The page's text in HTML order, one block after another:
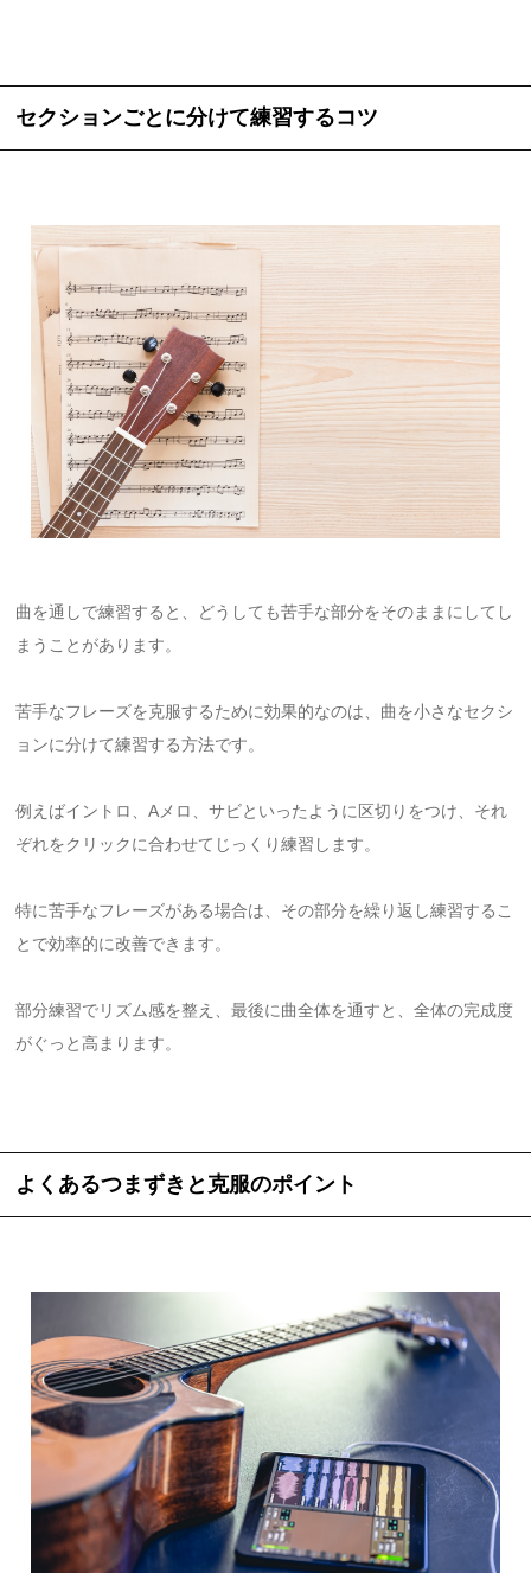
セクションごとに分けて練習するコツ
曲を通しで練習すると、どうしても苦手な部分をそのままにしてし
まうことがあります。
苦手なフレーズを克服するために効果的なのは、曲を小さなセクシ
ョンに分けて練習する方法です。
例えばイントロ、Aメロ、サビといったように区切りをつけ、それ
ぞれをクリックに合わせてじっくり練習します。
特に苦手なフレーズがある場合は、その部分を繰り返し練習するこ
とで効率的に改善できます。
部分練習でリズム感を整え、最後に曲全体を通すと、全体の完成度
がぐっと高まります。
よくあるつまずきと克服のポイント